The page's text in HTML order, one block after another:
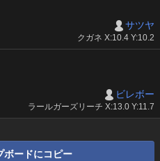
サツヤ
クガネ X:10.4 Y:10.2
ビレボー
ラールガーズリーチ X:13.0 Y:11.7
ボードにコピー